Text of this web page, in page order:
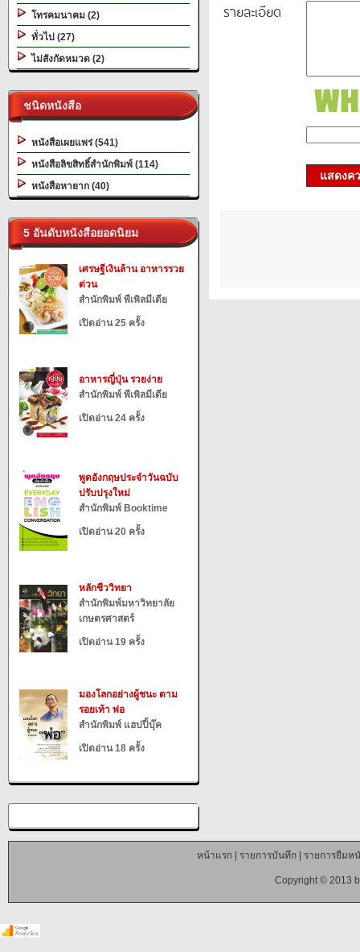
โทรคมนาคม (2)
ทั่วไป (27)
ไม่สังกัดหมวด (2)
ชนิดหนังสือ
หนังสือเผยแพร่ (541)
หนังสือลิขสิทธิ์สำนักพิมพ์ (114)
หนังสือหายาก (40)
5 อันดับหนังสือยอดนิยม
เศรษฐีเงินล้าน อาหารรวย
ด่วน
สำนักพิมพ์ พีเพิลมีเดีย
เปิดอ่าน 25 ครั้ง
อาหารญี่ปุ่น รวยง่าย
สำนักพิมพ์ พีเพิลมีเดีย
เปิดอ่าน 24 ครั้ง
พูดอังกฤษประจำวันฉบับ
ปรับปรุงใหม่
สำนักพิมพ์ Booktime
เปิดอ่าน 20 ครั้ง
หลักชีววิทยา
สำนักพิมพ์มหาวิทยาลัย
เกษตรศาสตร์
เปิดอ่าน 19 ครั้ง
มองโลกอย่างผู้ชนะ ตาม
รอยเท้า พ่อ
สำนักพิมพ์ แฮปปี้บุ๊ค
เปิดอ่าน 18 ครั้ง
รายละเอียด
แสดงค
หน้าแรก| รายการบันทึก| รายการยืมห
Copyright © 2013